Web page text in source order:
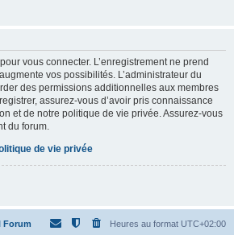
vous connecter. L’enregistrement ne prend
vos possibilités. L’administrateur du
des permissions additionnelles aux membres
assurez-vous d’avoir pris connaissance
et de notre politique de vie privée. Assurez-vous
du forum.
de vie privée
Forum Heures au format UTC+02:00